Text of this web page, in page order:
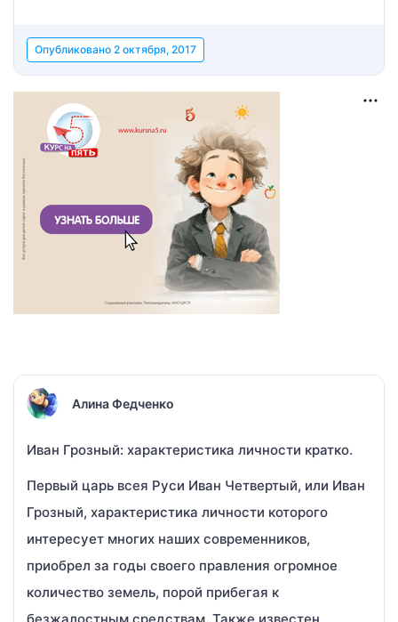
Опубликовано 2 октября, 2017
Алина Федченко
Иван Грозный: характеристика личности кратко.
Первый царь всея Руси Иван Четвертый, или Иван
Грозный, характеристика личности которого
интересует многих наших современников,
приобрел за годы своего правления огромное
количество земель, порой прибегая к